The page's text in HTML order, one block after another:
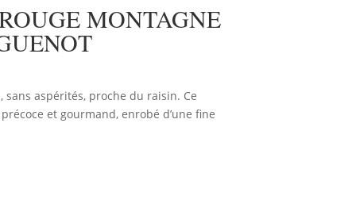
MONTAGNE
aspérités, proche du raisin. Ce
et gourmand, enrobé d’une fine